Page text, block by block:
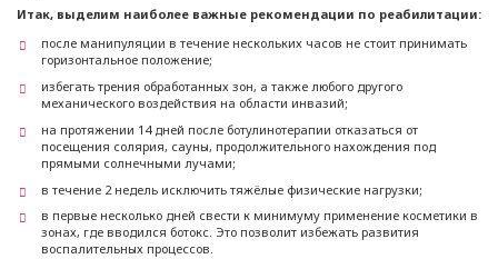
Итак, выделим наиболее важные рекомендации по реабилитации:
после манипуляции в течение нескольких часов не стоит принимать
горизонтальное положение;
избегать трения обработанных зон, а также любого другого
механического воздействия на области инвазий;
на протяжении 14 дней после ботулинотерапии отказаться от
посещения солярия, сауны, продолжительного нахождения под
прямыми солнечными лучами;
в течение 2 недель исключить тяжёлые физические нагрузки;
в первые несколько дней свести к минимуму применение косметики в
зонах, где вводился ботокс. Это позволит избежать развития
воспалительных процессов.